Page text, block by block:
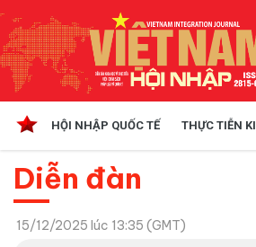
HỘI NHẬP QUỐC TẾ THỰC TIỄN
Diễn đàn
15/12/2025 lúc 13:35 (GMT)